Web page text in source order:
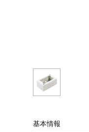
基本情報